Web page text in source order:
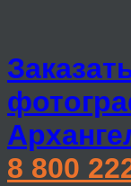
8 800